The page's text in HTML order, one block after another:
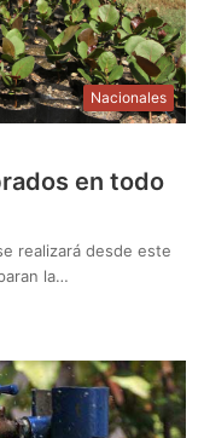
Nacionales
en todo
realizará desde este
la…